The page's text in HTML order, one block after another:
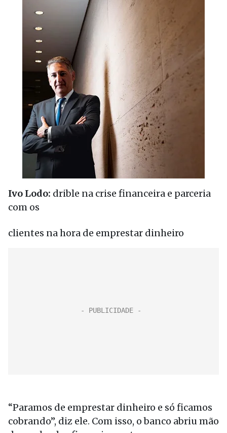
Ivo Lodo: drible na crise financeira e parceria
com os
clientes na hora de emprestar dinheiro
“Paramos de emprestar dinheiro e só ficamos
cobrando”, diz ele. Com isso, o banco abriu mão